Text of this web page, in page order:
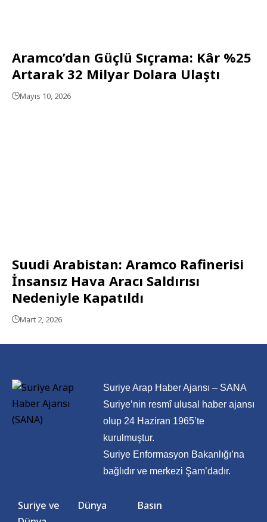
Aramco’dan Güçlü Sıçrama: Kâr %25
Artarak 32 Milyar Dolara Ulaştı
Mayıs 10, 2026
Suudi Arabistan: Aramco Rafinerisi
İnsansız Hava Aracı Saldırısı
Nedeniyle Kapatıldı
Mart 2, 2026
Suriye Arap Haber Ajansı – SANA
Suriye’nin resmî ulusal haber ajansı
olup 24 Haziran 1965’te
kurulmuştur.
Suriye Enformasyon Bakanlığı’na
bağlıdır ve merkezi Şam’dadır.
Suriye ve
Dünya
Basın